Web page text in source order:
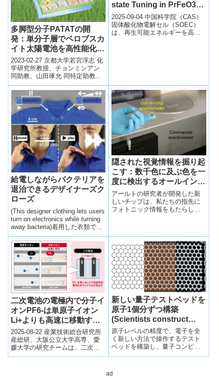
多脚型分子PATATの開
発：単分子層でペロブスカ
イト太陽電池を高性能化
~23%の光電変換効率と高
耐久性を達成～
2023-02-27 京都大学若宮淳志 化
学研究所教授、チョンミンアン
同助教、山田琢允 同特定助教、
金光義彦 同教授、塩谷暢貴 同助
教、長谷川健 同教授、菅大...
state Tuning in PrFeO3-δ
Perovskite Boosts High-
temperature Oxygen
Evolution Reaction）
2025-09-04 中国科学院（CAS）
固体酸化物電解セル（SOEC）
は、再生可能エネルギーを高温
給電しながらバクテリアを
退治できるデザイナーズク
ローズ
(This designer clothing lets users
turn on electronics while turning
away bacteria)着用した衣類で電
子デバイスを制御する革新的な
ファブリック技術を開発。あら
ゆる液体を弾く摩擦帯電型ナノ
発電(TENGs)をベースとしたも
の。
隠された視覚情報を掘り起
こす：数千色に及ぶ色を一
度に検出するオールインワ
ン(Tapping hidden visual
information: An all-in-one
detector for thousands of
アールトの研究者が開発した新
しいチップは、私たちの指先に
フォトニック情報をもたらしま
二次電池の電極内で分子イ
オンPF6-は単原子イオン
Li+よりも高速に移動する
～「分子イオン電池」の急
速充放電特性のポテンシャ
ルの高さを実証～
2025-08-22 産業技術総合研究所
産総研、大阪公立大学高専、愛
媛大学の研究チームは、二次電
池電極内でのイオン移動速度を
新しい量子テストベッドを
原子1個分ずつ構築
(Scientists construct
novel quantum testbed
one atom at a time)
原子レベルの精度で、電子を全
く新しい方法で操作するテスト
ベッドを構築し、量子コンピュ
ad